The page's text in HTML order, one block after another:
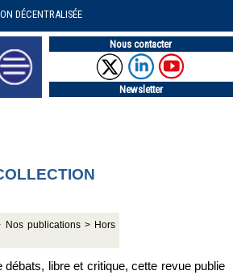
DÉCENTRALISÉE
Nous contacter
Newsletter
Nos publications >
Hors
débats, libre et critique, cette revue publie